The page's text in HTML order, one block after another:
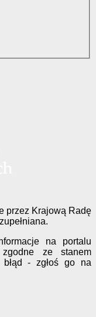
przez Krajową Radę
na portalu
ze stanem
błąd - zgłoś go na